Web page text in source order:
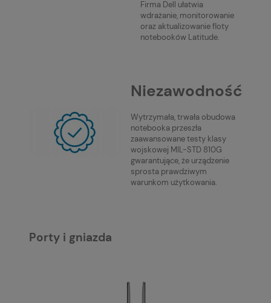
Firma Dell ułatwia
wdrażanie, monitorowanie
oraz aktualizowanie floty
notebooków Latitude.
Niezawodność
Wytrzymała, trwała obudowa
notebooka przeszła
zaawansowane testy klasy
wojskowej MIL-STD 810G
gwarantujące, że urządzenie
sprosta prawdziwym
warunkom użytkowania.
Porty i gniazda